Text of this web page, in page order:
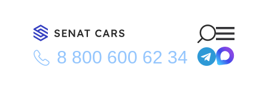
8 800 600 62 34
Главная Каталог/Jeep Renegade 2.4 Limited 2WD